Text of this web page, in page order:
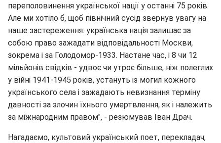
переполовинення української нації у останні 75 років.
Але ми хотіло б, щоб північний сусід звернув увагу на
наше застереження: українська нація залишає за
собою право зажадати відповідальності Москви,
зокрема і за Голодомор-1933. Настане час, і 8 чи 12
мільйонів свідків - удвоє чи утроє більше, ніж полеглих
у війні 1941-1945 років, устануть із могил кожного
українського села і зажадають невизнання терміну
давності за злочин їхнього умертвлення, як і належить
за міжнародним правом", - резюмував Іван Драч.
Нагадаємо, культовий український поет, перекладач,